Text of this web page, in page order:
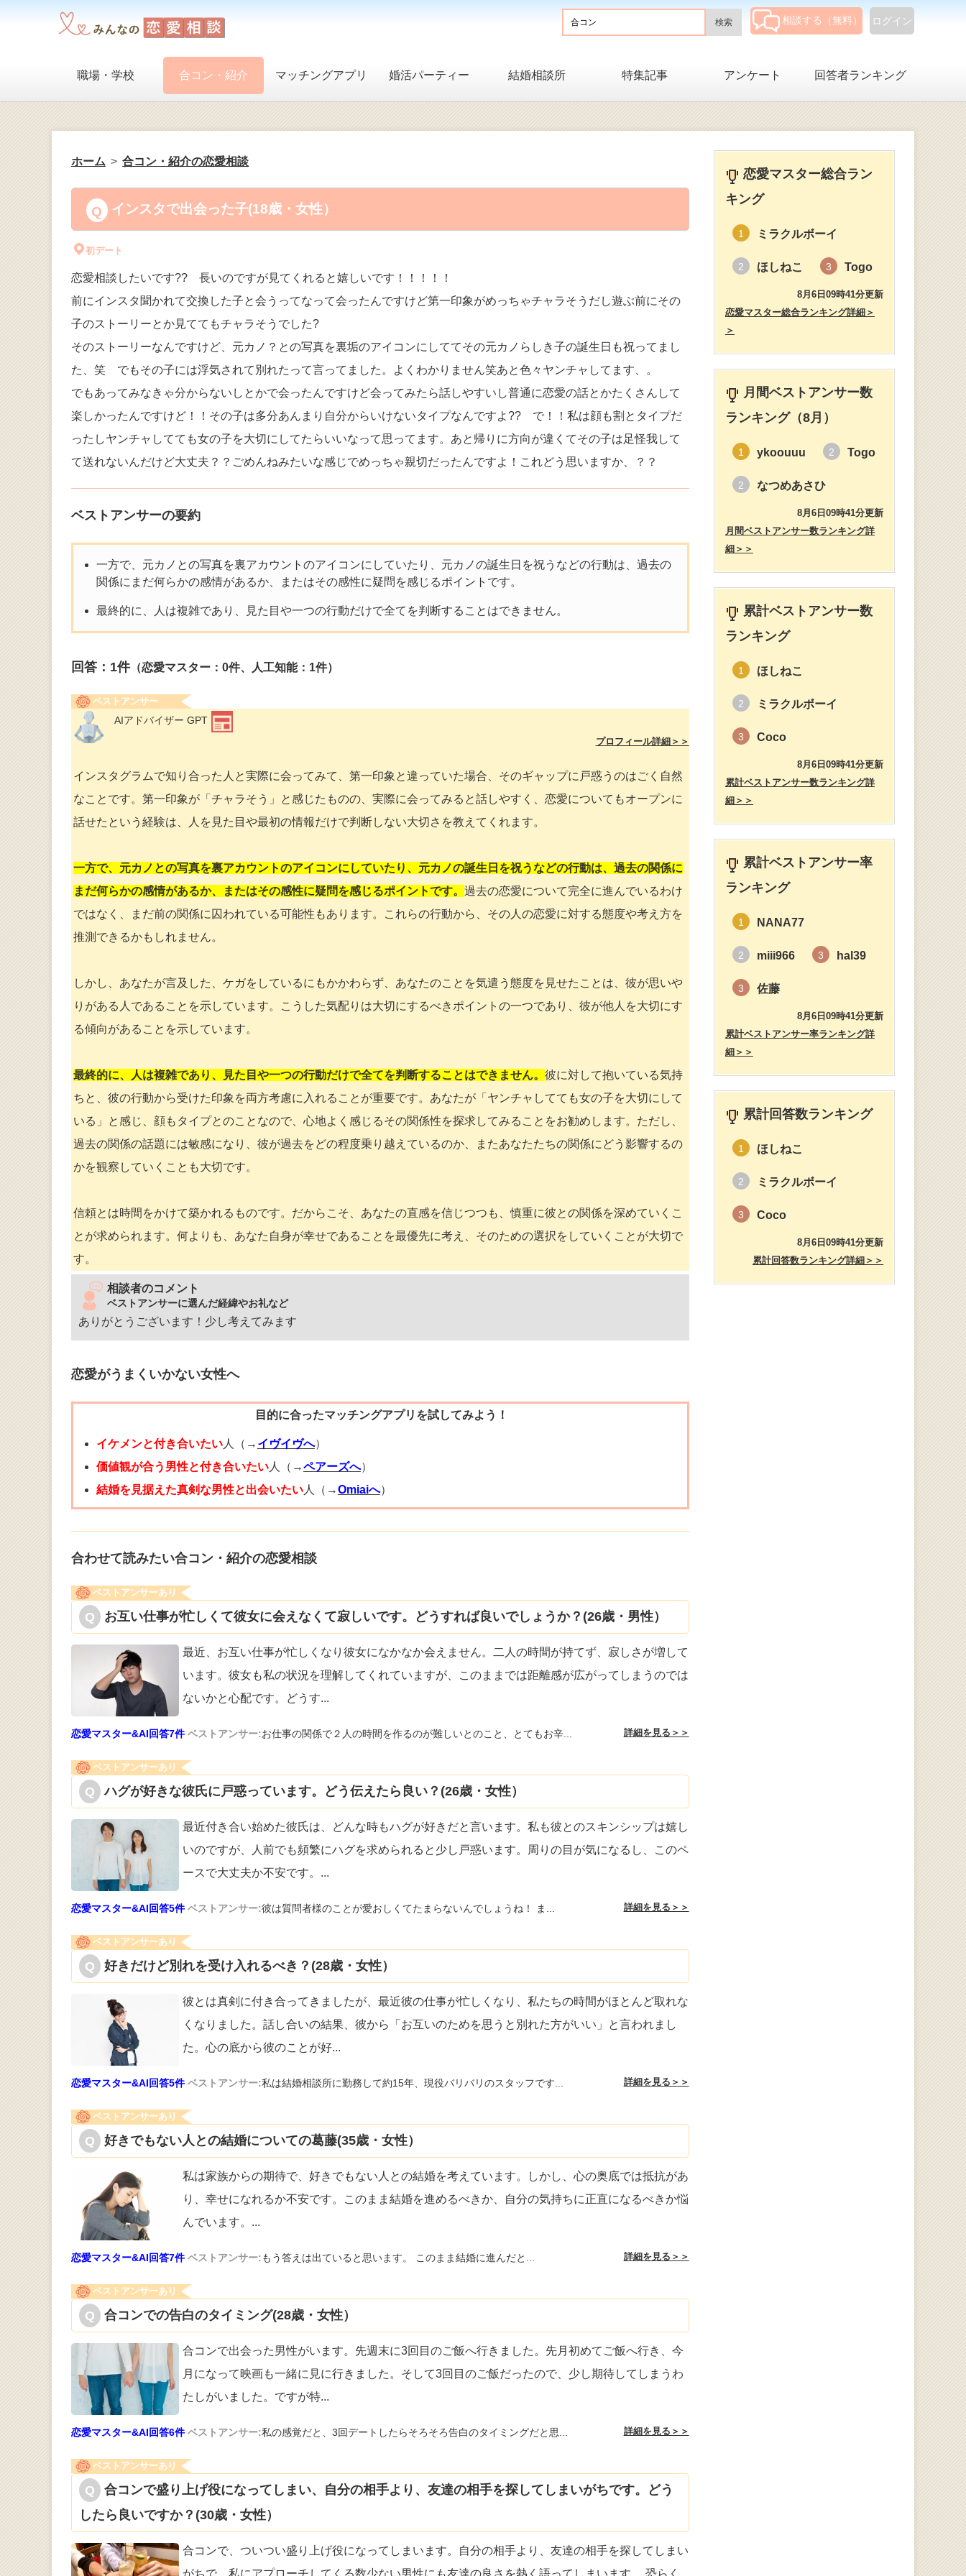
ログイン
相談する（無料）
職場・学校 合コン・紹介 マッチングアプリ 婚活パーティー 結婚相談所 特集記事 アンケート 回答者ランキング
ホーム 合コン・紹介の恋愛相談
インスタで出会った子(18歳・女性）
初デート
恋愛相談したいです?? 長いのですが見てくれると嬉しいです！！！！！
前にインスタ聞かれて交換した子と会うってなって会ったんですけど第一印象がめっちゃチャラそうだし遊ぶ前にその
子のストーリーとか見ててもチャラそうでした?
そのストーリーなんですけど、元カノ？との写真を裏垢のアイコンにしててその元カノらしき子の誕生日も祝ってまし
た、笑 でもその子には浮気されて別れたって言ってました。よくわかりません笑あと色々ヤンチャしてます、。
でもあってみなきゃ分からないしとかで会ったんですけど会ってみたら話しやすいし普通に恋愛の話とかたくさんして
楽しかったんですけど！！その子は多分あんまり自分からいけないタイプなんですよ?? で！！私は顔も割とタイプだ
ったしヤンチャしてても女の子を大切にしてたらいいなって思ってます。あと帰りに方向が違くてその子は足怪我して
て送れないんだけど大丈夫？？ごめんねみたいな感じでめっちゃ親切だったんですよ！これどう思いますか、？？
ベストアンサーの要約
一方で、元カノとの写真を裏アカウントのアイコンにしていたり、元カノの誕生日を祝うなどの行動は、過去の
関係にまだ何らかの感情があるか、またはその感性に疑問を感じるポイントです。
最終的に、人は複雑であり、見た目や一つの行動だけで全てを判断することはできません。
回答： 1件（恋愛マスター：0件、人工知能：1件）
ベストアンサー
AIアドバイザー GPT
プロフィール詳細＞＞
インスタグラムで知り合った人と実際に会ってみて、第一印象と違っていた場合、そのギャップに戸惑うのはごく自然
なことです。第一印象が「チャラそう」と感じたものの、実際に会ってみると話しやすく、恋愛についてもオープンに
話せたという経験は、人を見た目や最初の情報だけで判断しない大切さを教えてくれます。
一方で、元カノとの写真を裏アカウントのアイコンにしていたり、元カノの誕生日を祝うなどの行動は、過去の関係に
まだ何らかの感情があるか、またはその感性に疑問を感じるポイントです。 過去の恋愛について完全に進んでいるわけ
ではなく、まだ前の関係に囚われている可能性もあります。これらの行動から、その人の恋愛に対する態度や考え方を
推測できるかもしれません。
しかし、あなたが言及した、ケガをしているにもかかわらず、あなたのことを気遣う態度を見せたことは、彼が思いや
りがある人であることを示しています。こうした気配りは大切にするべきポイントの一つであり、彼が他人を大切にす
る傾向があることを示しています。
最終的に、人は複雑であり、見た目や一つの行動だけで全てを判断することはできません。 彼に対して抱いている気持
ちと、彼の行動から受けた印象を両方考慮に入れることが重要です。あなたが「ヤンチャしてても女の子を大切にして
いる」と感じ、顔もタイプとのことなので、心地よく感じるその関係性を探求してみることをお勧めします。ただし、
過去の関係の話題には敏感になり、彼が過去をどの程度乗り越えているのか、またあなたたちの関係にどう影響するの
かを観察していくことも大切です。
信頼とは時間をかけて築かれるものです。だからこそ、あなたの直感を信じつつも、慎重に彼との関係を深めていくこ
とが求められます。何よりも、あなた自身が幸せであることを最優先に考え、そのための選択をしていくことが大切で
す。
相談者のコメント
ベストアンサーに選んだ経緯やお礼など
ありがとうございます！少し考えてみます
恋愛がうまくいかない女性へ
目的に合ったマッチングアプリを試してみよう！
イケメンと付き合いたい人（→ イヴイヴへ）
価値観が合う男性と付き合いたい人（→ペアーズへ）
結婚を見据えた真剣な男性と出会いたい人（→Omiaiへ）
合わせて読みたい合コン・紹介の恋愛相談
ベストアンサーあり
お互い仕事が忙しくて彼女に会えなくて寂しいです。どうすれば良いでしょうか？(26歳・男性）
最近、お互い仕事が忙しくなり彼女になかなか会えません。二人の時間が持てず、寂しさが増して
います。彼女も私の状況を理解してくれていますが、このままでは距離感が広がってしまうのでは
ないかと心配です。どうす...
恋愛マスター&AI回答7件 ベストアンサー:お仕事の関係で２人の時間を作るのが難しいとのこと、とてもお辛... 詳細を見る＞＞
ベストアンサーあり
ハグが好きな彼氏に戸惑っています。どう伝えたら良い？(26歳・女性）
最近付き合い始めた彼氏は、どんな時もハグが好きだと言います。私も彼とのスキンシップは嬉し
いのですが、
人前でも頻繁にハグを求められると少し戸惑います。周りの目が気になるし、このペ
ースで大丈夫か不安です。 ...
恋愛マスター&AI回答5件 ベストアンサー:彼は質問者様のことが愛おしくてたまらないんでしょうね！ ま... 詳細を見る＞＞
ベストアンサーあり
好きだけど別れを受け入れるべき？(28歳・女性）
彼とは真剣に付き合ってきましたが、最近彼の仕事が忙しくなり、私たちの時間がほとんど取れな
くなりました 。話し合いの結果、彼から「お互いのためを思うと別れた方がいい」と言われまし
た。心の底から彼のことが好...
恋愛マスター&AI回答5件 ベストアンサー:私は結婚相談所に勤務して約15年、現役バリバリのスタッフです... 詳細を見る＞＞
ベストアンサーあり
好きでもない人との結婚についての葛藤(35歳・女性）
私は家族からの期待で、好きでもない人との結婚を考えています。しかし、心の奥底では抵抗があ
り、幸せになれるか不安です。このまま結婚を進めるべきか、自分の気持ちに正直になるべきか悩
んでいます。 ...
恋愛マスター&AI回答7件 ベストアンサー:もう答えは出ていると思います。 このまま結婚に進んだと... 詳細を見る＞＞
ベストアンサーあり
合コンでの告白のタイミング(28歳・女性）
合コンで出会った男性がいます。先週末に3回目のご飯へ行きました。先月初めてご飯へ行き、今
月になって映画も一緒に見に行きました。そして3回目のご飯だったので、少し期待してしまうわ
たしがいました。ですが特...
恋愛マスター&AI回答6件 ベストアンサー:私の感覚だと、3回デートしたらそろそろ告白のタイミングだと思... 詳細を見る＞＞
ベストアンサーあり
合コンで盛り上げ役になってしまい、自分の相手より、友達の相手を探してしまいがちです。どう
したら良いですか？(30歳・女性）
合コンで、ついつい盛り上げ役になってしまいます。自分の相手より、友達の相手を探してしまい
がちで、私にアプローチしてくる数少ない男性にも友達の良さを熱く語ってしまいます。 恐らく
恋愛マスター総合ラン
キング
1 ミラクルボーイ
2 ほしねこ 3 Togo
8月6日09時41分更新
恋愛マスター総合ランキング詳細＞
＞
月間ベストアンサー数
ランキング（8月）
1 ykoouuu 2 Togo
2 なつめあさひ
8月6日09時41分更新
月間ベストアンサー数ランキング詳
細＞＞
累計ベストアンサー数
ランキング
1 ほしねこ
2 ミラクルボーイ
3 Coco
8月6日09時41分更新
累計ベストアンサー数ランキング詳
細＞＞
累計ベストアンサー率
ランキング
1 NANA77
2 miii966 3 hal39
3 佐藤
8月6日09時41分更新
累計ベストアンサー率ランキング詳
細＞＞
累計回答数ランキング
1 ほしねこ
2 ミラクルボーイ
3 Coco
8月6日09時41分更新
累計回答数ランキング詳細＞＞